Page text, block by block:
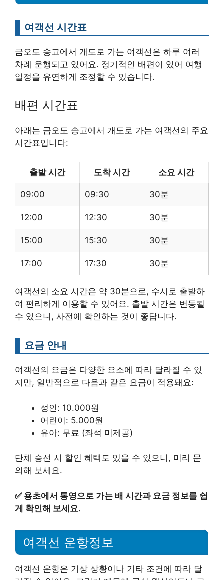
여객선 시간표
금오도 송고에서 개도로 가는 여객선은 하루 여러
차례 운행되고 있어요. 정기적인 배편이 있어 여행
일정을 유연하게 조정할 수 있습니다.
배편 시간표
아래는 금오도 송고에서 개도로 가는 여객선의 주요
시간표입니다:
출발 시간 도착 시간 소요 시간
09:00 09:30 30분
12:00 12:30 30분
15:00 15:30 30분
17:00 17:30 30분
여객선의 소요 시간은 약 30분으로, 수시로 출발하
여 편리하게 이용할 수 있어요. 출발 시간은 변동될
수 있으니, 사전에 확인하는 것이 좋답니다.
요금 안내
여객선의 요금은 다양한 요소에 따라 달라질 수 있
지만, 일반적으로 다음과 같은 요금이 적용돼요:
성인: 10.000원
어린이: 5.000원
유아: 무료 (좌석 미제공)
단체 승선 시 할인 혜택도 있을 수 있으니, 미리 문
의해 보세요.
✅ 용초에서 통영으로 가는 배 시간과 요금 정보를 쉽
게 확인해 보세요.
여객선 운항정보
여객선 운항은 기상 상황이나 기타 조건에 따라 달